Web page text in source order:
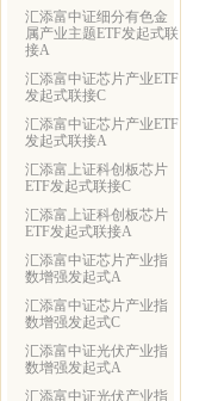
汇添富中证细分有色金
属产业主题ETF发起式联
接A
汇添富中证芯片产业ETF
发起式联接C
汇添富中证芯片产业ETF
发起式联接A
汇添富上证科创板芯片
ETF发起式联接C
汇添富上证科创板芯片
ETF发起式联接A
汇添富中证芯片产业指
数增强发起式A
汇添富中证芯片产业指
数增强发起式C
汇添富中证光伏产业指
数增强发起式A
汇添富中证光伏产业指